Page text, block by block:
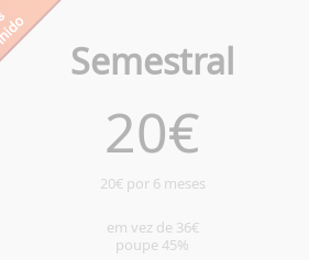
Semestral
20€
20€ por 6 meses
em vez de 36€
poupe45%